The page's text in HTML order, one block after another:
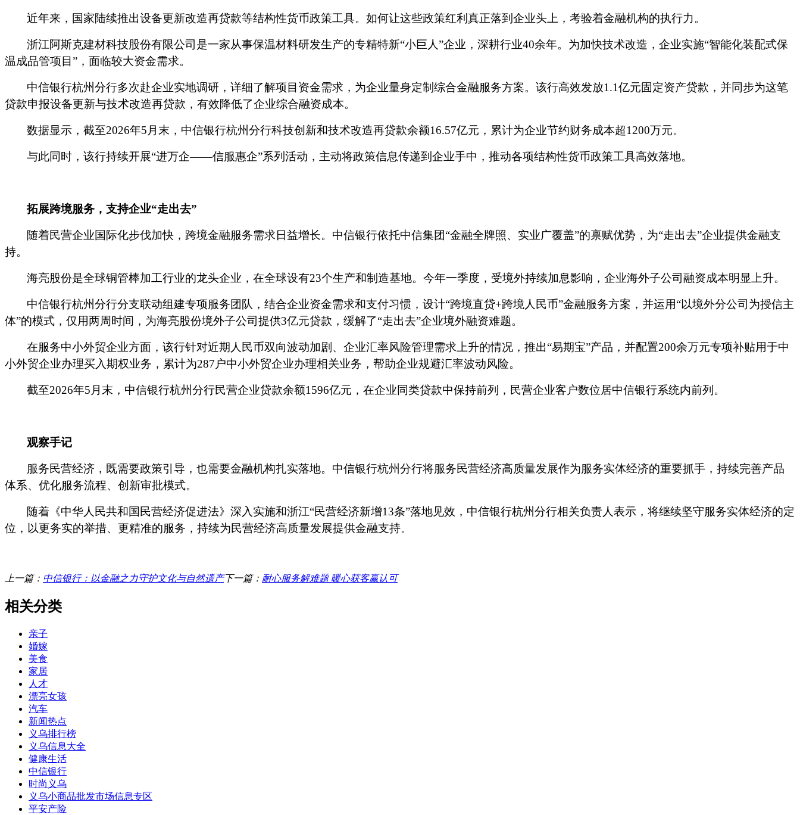
近年来，国家陆续推出设备更新改造再贷款等结构性货币政策工具。如何让这些政策红利真正落到企业头上，考验着金融机构的执行力。
浙江阿斯克建材科技股份有限公司是一家从事保温材料研发生产的专精特新“小巨人”企业，深耕行业40余年。为加快技术改造，企业实施“智能化装配式保
温成品管项目”，面临较大资金需求。
中信银行杭州分行多次赴企业实地调研，详细了解项目资金需求，为企业量身定制综合金融服务方案。该行高效发放1.1亿元固定资产贷款，并同步为这笔
贷款申报设备更新与技术改造再贷款，有效降低了企业综合融资成本。
数据显示，截至2026年5月 末，中信银行杭州分行科技创新和技术改造再贷款余额16.57亿元，累计为企业节约财务成本超1200万元。
与此同时，该行持续开展“进万企——信服惠企”系列活动，主动将政策信息传递到企业手中，推动各项结构性货币政策工具高效落地。
拓展跨境服务，支持企业“走出去”
随着民营企业国际化步伐加快，跨境金融服务需求日益增长。中信银行依托中信集团“金融全牌照、实业广覆盖”的禀赋优势，为“走出去”企业提供金融支
持。
海亮股份是全球铜管棒加工行业的龙头企业，在全球设有23个生产和制造基地。今年一季度，受境外持续加息影响，企业海外子公司融资成本明显上升。
中信银行杭州分行分支联动组建专项服务团队，结合企业资金需求和支付习惯，设计“跨境直贷+跨境人民币”金融服务方案，并运用“以境外分公司为授信主
体”的模式， 仅用两周时间， 为海亮股份境外子公司提供3亿元贷款，缓解了“走出去”企业境外融资难题。
在服务中小外贸企业方面，该行针对近期人民币双向波动加剧、企业汇率风险管理需求上升的情况，推出“易期宝”产品，并配置200余万元专项补贴用于中
小外贸企业办理买入期权业务 ， 累计为287 户中小外贸企业办理相关业务，帮助企业规避汇率波动风险。
截至2026年5月 末，中信银行杭州分行民营企业贷款余额1596亿元，在企业同类贷款中保持前列，民营企业客户数位居中信银行系统内前列。
观察手记
服务民营经济，既需要政策引导，也需要金融机构扎实落地。中信银行杭州分行将服务民营经济高质量发展作为服务实体经济的重要抓手，持续完善产品
体系、优化服务流程、创新审批模式。
随着《中华人民共和国民营经济促进法》深入实施和浙江“民营经济新增13条”落地见效，中信银行杭州分行相关负责人表示，将继续坚守服务实体经济的定
位，以更务实的举措、更精准的服务，持续为民营经济高质量发展提供金融支持。
上一篇： 中信银行：以金融之力守护文化与自然遗产下一篇： 耐心服务解难题 暖心获客赢认可
相关分类
亲子
婚嫁
美食
家居
人才
漂亮女孩
汽车
新闻热点
义乌排行榜
义乌信息大全
健康生活
中信银行
时尚义乌
义乌小商品批发市场信息专区
平安产险